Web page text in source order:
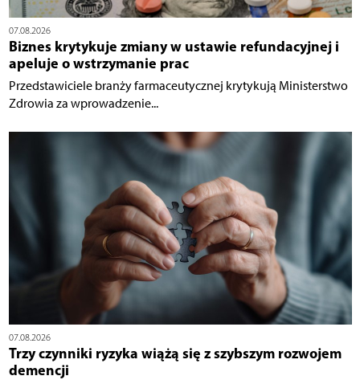
07.08.2026
Biznes krytykuje zmiany w ustawie refundacyjnej i
apeluje o wstrzymanie prac
Przedstawiciele branży farmaceutycznej krytykują Ministerstwo
Zdrowia za wprowadzenie...
07.08.2026
Trzy czynniki ryzyka wiążą się z szybszym rozwojem
demencji